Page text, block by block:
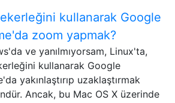
kullanarak Google
zoom yapmak?
ve yanılmıyorsam, Linux'ta,
kullanarak Google
yakınlaştırıp uzaklaştırmak
Ancak, bu Mac OS X üzerinde